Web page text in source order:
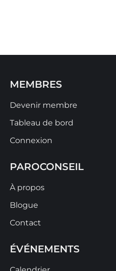
MEMBRES
Devenir membre
Tableau de bord
Connexion
PAROCONSEIL
À propos
Blogue
Contact
ÉVÉNEMENTS